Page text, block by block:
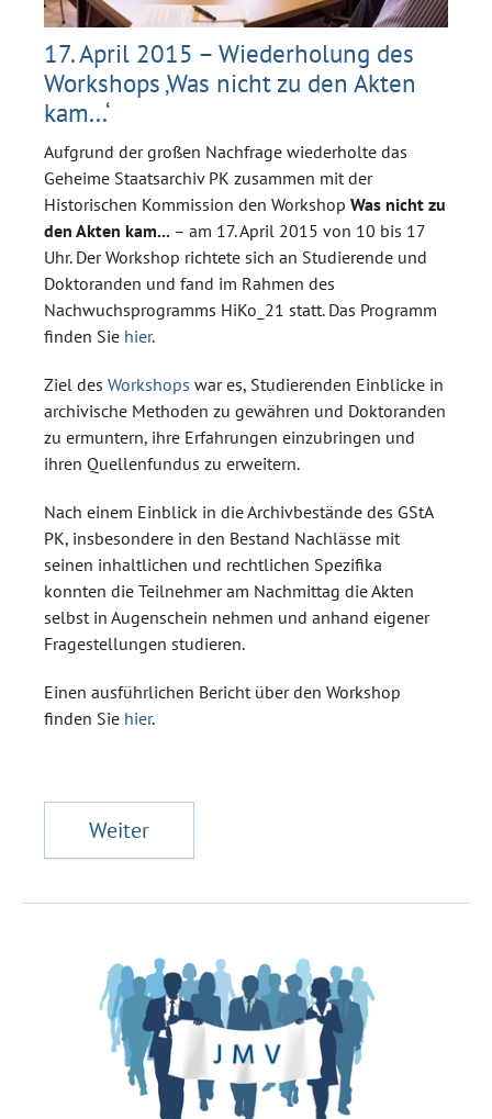
17. April 2015 – Wiederholung des
Workshops ‚Was nicht zu den Akten
kam...‘
Aufgrund der großen Nachfrage wiederholte das
Geheime Staatsarchiv PK zusammen mit der
Historischen Kommission den Workshop Was nicht zu
den Akten kam... – am 17. April 2015 von 10 bis 17
Uhr. Der Workshop richtete sich an Studierende und
Doktoranden und fand im Rahmen des
Nachwuchsprogramms HiKo_21 statt. Das Programm
finden Sie hier.
Ziel des Workshops war es, Studierenden Einblicke in
archivische Methoden zu gewähren und Doktoranden
zu ermuntern, ihre Erfahrungen einzubringen und
ihren Quellenfundus zu erweitern.
Nach einem Einblick in die Archivbestände des GStA
PK, insbesondere in den Bestand Nachlässe mit
seinen inhaltlichen und rechtlichen Spezifika
konnten die Teilnehmer am Nachmittag die Akten
selbst in Augenschein nehmen und anhand eigener
Fragestellungen studieren.
Einen ausführlichen Bericht über den Workshop
finden Sie hier.
Weiter